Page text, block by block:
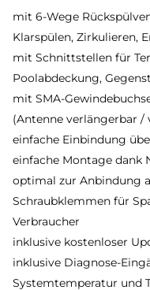
mit 6-Wege
Klarspülen, Zirkulieren,
mit Schnittstellen für
Poolabdeckung,
mit SMA-
(Antenne verlängerbar /
einfache Einbindung
einfache Montage dank
optimal zur Anbindung
Schraubklemmen für
Verbraucher
inklusive kostenloser
inklusive Diagnose-
Systemtemperatur und